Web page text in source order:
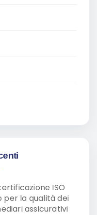
ISO
per la qualità dei
assicurativi